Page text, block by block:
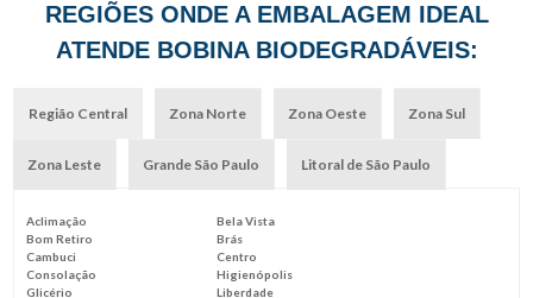
REGIÕES ONDE A EMBALAGEM IDEAL
ATENDE BOBINA BIODEGRADÁVEIS:
Região Central Zona Norte Zona Oeste Zona Sul
Zona Leste Grande São Paulo Litoral de São Paulo
Aclimação
Bela Vista
Bom Retiro
Brás
Cambuci
Centro
Consolação
Higienópolis
Glicério
Liberdade